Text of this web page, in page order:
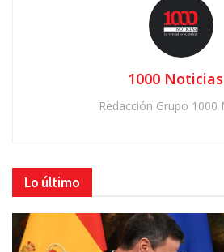
1000
Redacción Grupo 1000
Lo último